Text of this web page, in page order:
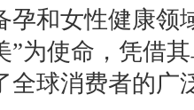
孕和女性健康领
”为使命，凭借
全球消费者的广